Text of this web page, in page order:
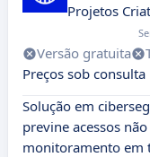
Projetos
Versão gratuita
Preços sob consulta
Solução em
previne acessos
monitoramento em